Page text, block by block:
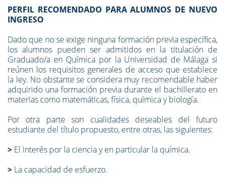
PERFIL RECOMENDADO PARA ALUMNOS DE NUEVO
INGRESO
Dado que no se exige ninguna formación previa específica,
los alumnos pueden ser admitidos en la titulación de
Graduado/a en Química por la Universidad de Málaga si
reúnen los requisitos generales de acceso que establece
la ley. No obstante se considera muy recomendable haber
adquirido una formación previa durante el bachillerato en
materias como matemáticas, física, química y biología.
Por otra parte son cualidades deseables del futuro
estudiante del título propuesto, entre otras, las siguientes:
> El interés por la ciencia y en particular la química.
> La capacidad de esfuerzo.